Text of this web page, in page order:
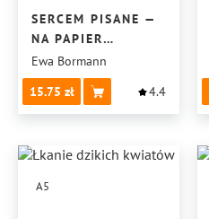
SERCEM PISANE —
NA PAPIER
PRZELANE
Ewa Bormann
15.75
4.4
A5